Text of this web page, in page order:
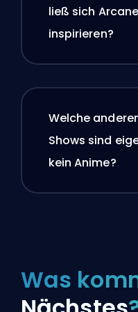
ließ sich Arcane
inspirieren?
Welche
Shows sind
kein Anime?
Was